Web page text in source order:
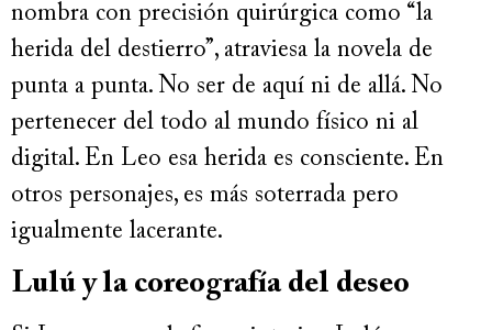
nombra con precisión quirúrgica como “la
herida del destierro”, atraviesa la novela de
punta a punta. No ser de aquí ni de allá. No
pertenecer del todo al mundo físico ni al
digital. En Leo esa herida es consciente. En
otros personajes, es más soterrada pero
igualmente lacerante.
Lulú y la coreografía del deseo